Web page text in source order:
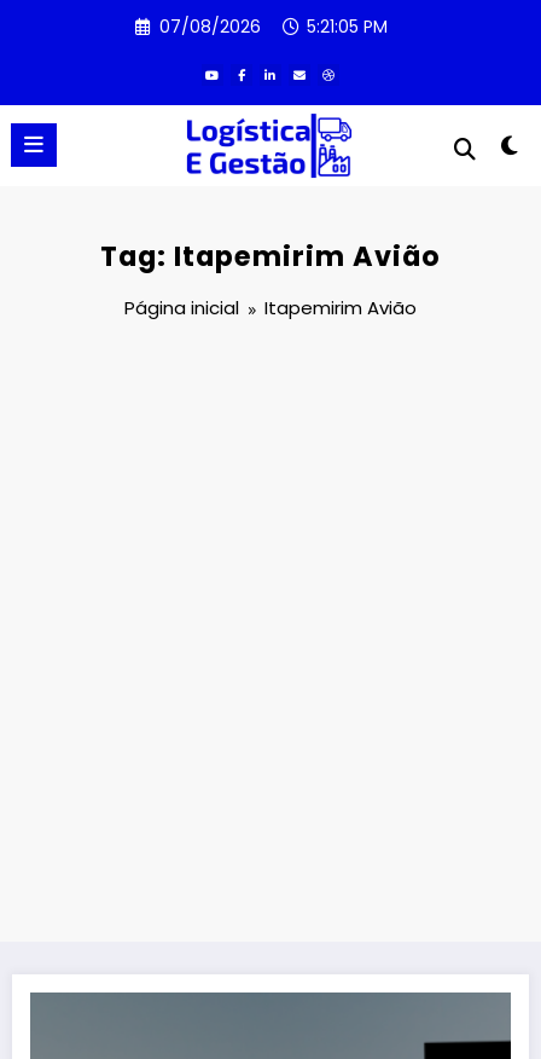
07/08/2026 5:21:05 PM
Tag: Itapemirim Avião
Página inicial Itapemirim Avião